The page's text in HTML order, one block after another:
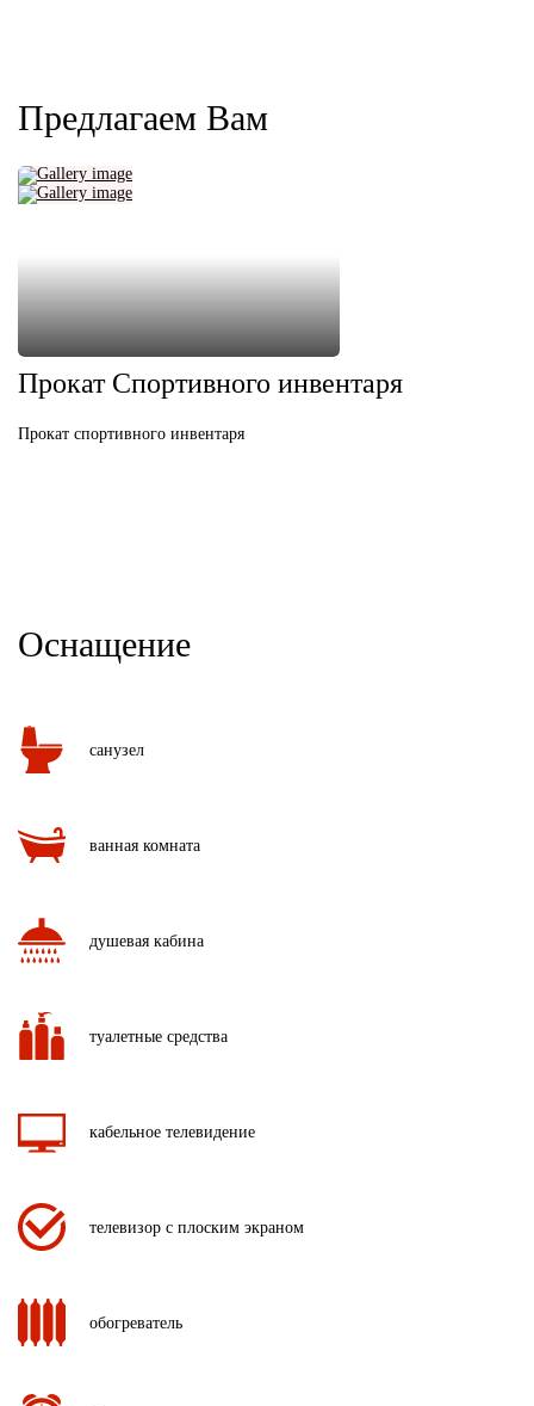
Предлагаем Вам
Прокат Спортивного инвентаря
Прокат спортивного инвентаря
Оснащение
санузел
ванная комната
душевая кабина
туалетные средства
кабельное телевидение
телевизор с плоским экраном
обогреватель